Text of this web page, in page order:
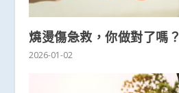
燒燙傷急救，你做對了嗎？
2026-01-02